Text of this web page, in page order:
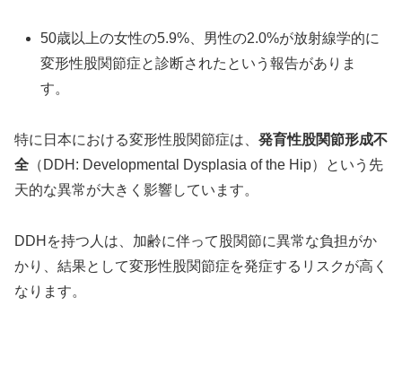
50歳以上の女性の5.9%、男性の2.0%が放射線学的に
変形性股関節症と診断されたという報告がありま
す。
特に日本における変形性股関節症は、 発育性股関節形成不
全 （DDH: Developmental Dysplasia of the Hip）という先
天的な異常が大きく影響しています。
DDHを持つ人は、加齢に伴って股関節に異常な負担がか
かり、結果として変形性股関節症を発症するリスクが高く
なります。